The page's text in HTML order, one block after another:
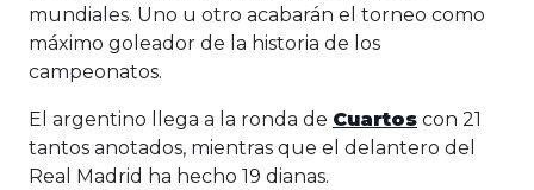
mundiales. Uno u otro acabarán el torneo como
máximo goleador de la historia de los
campeonatos.
El argentino llega a la ronda de Cuartos con 21
tantos anotados, mientras que el delantero del
Real Madrid ha hecho 19 dianas.